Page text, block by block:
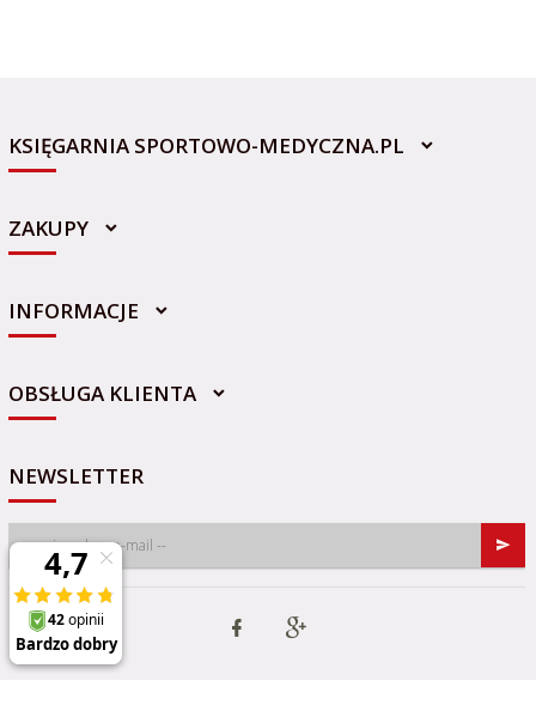
KSIĘGARNIA SPORTOWO-MEDYCZNA.PL
sklep@sportowo-medyczna.pl
ZAKUPY
INFORMACJE
OBSŁUGA KLIENTA
NEWSLETTER